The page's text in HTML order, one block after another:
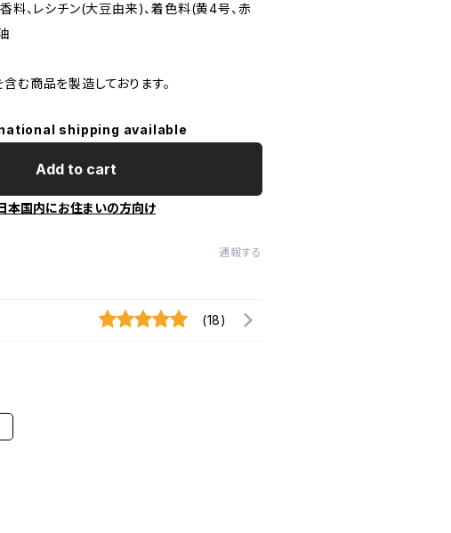
料、レシチン(大豆由来)、着色料(黄4号、赤
む商品を製造しております。
shipping available
Add to cart
本国内にお住まいの方向け
通報する
(18)